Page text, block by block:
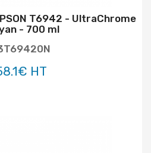
T6942 - UltraChrome
- 700 ml
HT